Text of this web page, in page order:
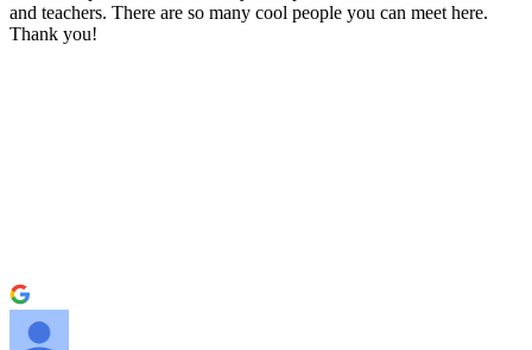
and teachers. There are so many cool people you can meet here.
Thank you!